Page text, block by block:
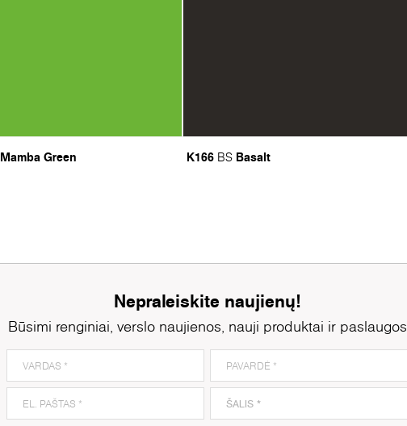
Mamba Green K166 BS Basalt
Nepraleiskite naujienų!
Būsimi renginiai, verslo naujienos, nauji produktai ir paslaugos